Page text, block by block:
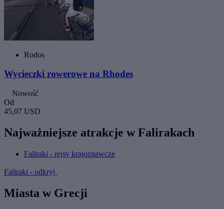
Rodos
Wycieczki rowerowe na Rhodes
Nowość
Od
45,07 USD
Najważniejsze atrakcje w Falirakach
Faliraki - rejsy krajoznawcze
Faliraki - odkryj
Miasta w Grecji